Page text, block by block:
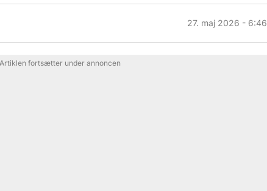
27. maj 2026 - 6:46
Artiklen fortsætter under annoncen